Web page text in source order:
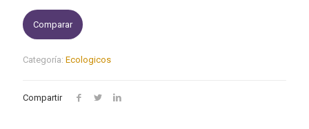
Comparar
Categoría: Ecologicos
Compartir